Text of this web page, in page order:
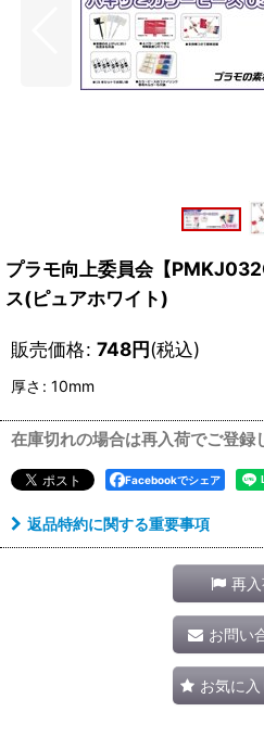
プラモ向上委員会【
ス(ピュアホワイト)
販売価格: 748円(税込)
厚さ : 10mm
在庫切れの場合は再入荷でご登録
Facebookでシェア
返品特約に関する重要事項
再
お問い
お気に